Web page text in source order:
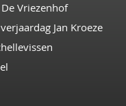
Vriezenhof
Jan Kroeze